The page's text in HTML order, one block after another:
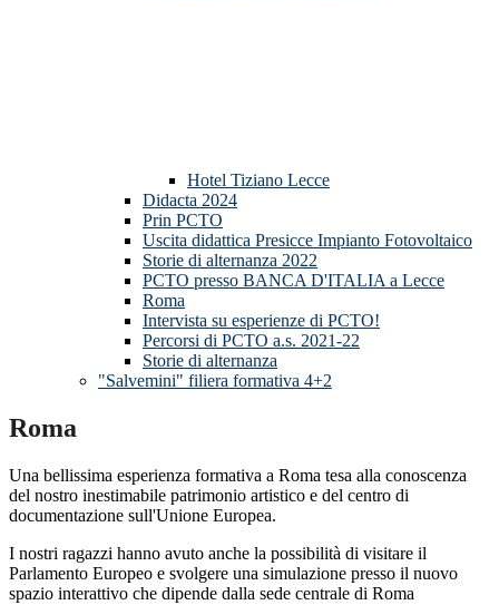
Hotel Tiziano Lecce
Didacta 2024
Prin PCTO
Uscita didattica Presicce Impianto Fotovoltaico
Storie di alternanza 2022
PCTO presso BANCA D'ITALIA a Lecce
Roma
Intervista su esperienze di PCTO!
Percorsi di PCTO a.s. 2021-22
Storie di alternanza
"Salvemini" filiera formativa 4+2
Roma
Una bellissima esperienza formativa a Roma tesa alla conoscenza
del nostro inestimabile patrimonio artistico e del centro di
documentazione sull'Unione Europea.
I nostri ragazzi hanno avuto anche la possibilità di visitare il
Parlamento Europeo e svolgere una simulazione presso il nuovo
spazio interattivo che dipende dalla sede centrale di Roma